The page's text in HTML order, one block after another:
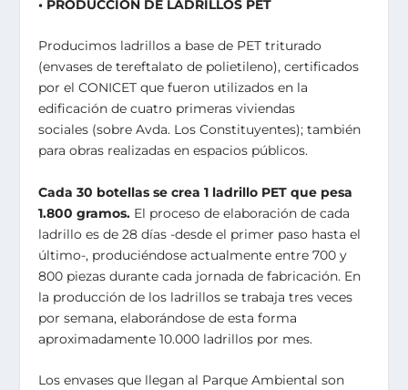
• PRODUCCIÓN DE LADRILLOS PET
Producimos ladrillos a base de PET triturado
(envases de tereftalato de polietileno), certificados
por el CONICET que fueron utilizados en la
edificación de cuatro primeras viviendas
sociales (sobre Avda. Los Constituyentes); también
para obras realizadas en espacios públicos.
Cada 30 botellas se crea 1 ladrillo PET que pesa
1.800 gramos. El proceso de elaboración de cada
ladrillo es de 28 días -desde el primer paso hasta el
último-, produciéndose actualmente entre 700 y
800 piezas durante cada jornada de fabricación. En
la producción de los ladrillos se trabaja tres veces
por semana, elaborándose de esta forma
aproximadamente 10.000 ladrillos por mes.
Los envases que llegan al Parque Ambiental son